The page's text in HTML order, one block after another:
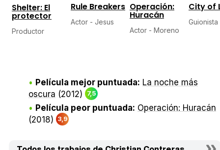
Shelter: El
protector
Productor
Rule Breakers
Actor - Jesus
Operación:
Huracán
Actor - Moreno
City of
Guionista
Película mejor puntuada: La noche más
oscura (2012) 7,5
Película peor puntuada: Operación: Huracán
(2018)
3,9